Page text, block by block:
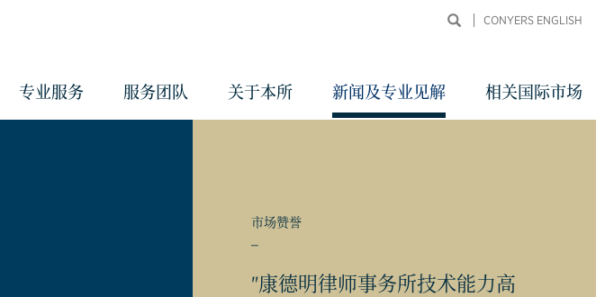
CONYERS ENGLISH
专业服务 服务团队 关于本所 新闻及专业见解 相关国际市场
市场赞誉
"康德明律师事务所技术能力高